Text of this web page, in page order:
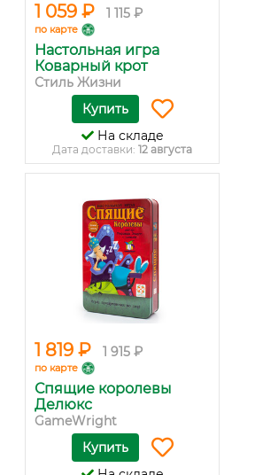
1 059 ₽ 1 115 ₽
по карте
Настольная игра
Коварный крот
Стиль Жизни
Купить
На складе
Дата доставки: 12 августа
1 819 ₽ 1 915 ₽
по карте
Спящие королевы
Делюкс
GameWright
Купить